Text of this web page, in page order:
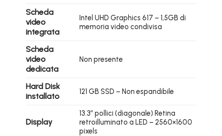
Scheda
video
integrata
Intel UHD Graphics 617 – 1,5GB di
memoria video condivisa
Scheda
video
dedicata
Non presente
Hard Disk
installato
121 GB SSD – Non espandibile
Display
13.3″ pollici (diagonale) Retina
retroilluminato a LED – 2560×1600
pixels